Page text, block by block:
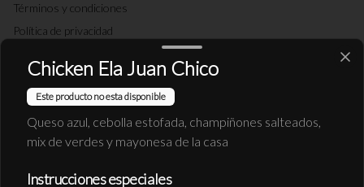
Términos y condiciones
Política de privacidad
Redes sociales
Instagram
Facebook
Chicken Ela Juan Chico
Este producto no esta disponible
Queso azul, cebolla estofada, champiñones salteados,
mix de verdes y mayonesa de la casa
Instrucciones especiales